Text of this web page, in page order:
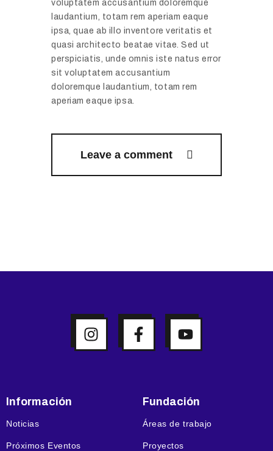
voluptatem accusantium doloremque
laudantium, totam rem aperiam eaque
ipsa, quae ab illo inventore veritatis et
quasi architecto beatae vitae. Sed ut
perspiciatis, unde omnis iste natus error
sit voluptatem accusantium
doloremque laudantium, totam rem
aperiam eaque ipsa.
Leave a comment
Información
Noticias
Próximos Eventos
Fundación
Áreas de trabajo
Proyectos